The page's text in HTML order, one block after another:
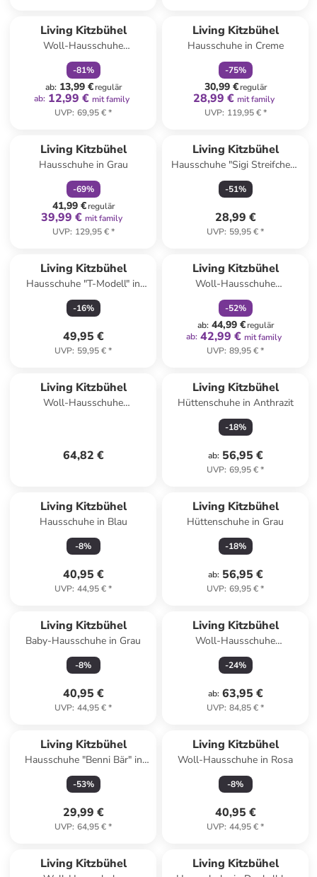
Living Kitzbühel
Woll-Hausschuhe
"Hündchen" in Hellbraun
-81%
ab: 13,99 €regulär
ab: 12,99 € mit family
UVP: 69,95 €*
Living Kitzbühel
Hausschuhe in Creme
-75%
30,99 €regulär
28,99 € mit family
UVP: 119,95 €*
Living Kitzbühel
Hausschuhe in Grau
-69%
41,99 €regulär
39,99 € mit family
UVP: 129,95 €*
Living Kitzbühel
Hausschuhe "Sigi Streifchen"
in Grün
-51%
28,99 €
UVP: 59,95 €*
Living Kitzbühel
Hausschuhe "T-Modell" in
Dunkelblau
-16%
49,95 €
UVP: 59,95 €*
Living Kitzbühel
Woll-Hausschuhe
"Gipfelkreuz" in Hellbraun
-52%
ab: 44,99 €regulär
ab: 42,99 € mit family
UVP: 89,95 €*
Living Kitzbühel
Woll-Hausschuhe
64,82 €
Living Kitzbühel
Hüttenschuhe in Anthrazit
-18%
ab: 56,95 €
UVP: 69,95 €*
Living Kitzbühel
Hausschuhe in Blau
-8%
40,95 €
UVP: 44,95 €*
Living Kitzbühel
Hüttenschuhe in Grau
-18%
ab: 56,95 €
UVP: 69,95 €*
Living Kitzbühel
Baby-Hausschuhe in Grau
-8%
40,95 €
UVP: 44,95 €*
Living Kitzbühel
Woll-Hausschuhe
"Gipfelkreuz" in Grau
-24%
ab: 63,95 €
UVP: 84,85 €*
Living Kitzbühel
Hausschuhe "Benni Bär" in
Beige
-53%
29,99 €
UVP: 64,95 €*
Living Kitzbühel
Woll-Hausschuhe in Rosa
-8%
40,95 €
UVP: 44,95 €*
Living Kitzbühel Living Kitzbühel